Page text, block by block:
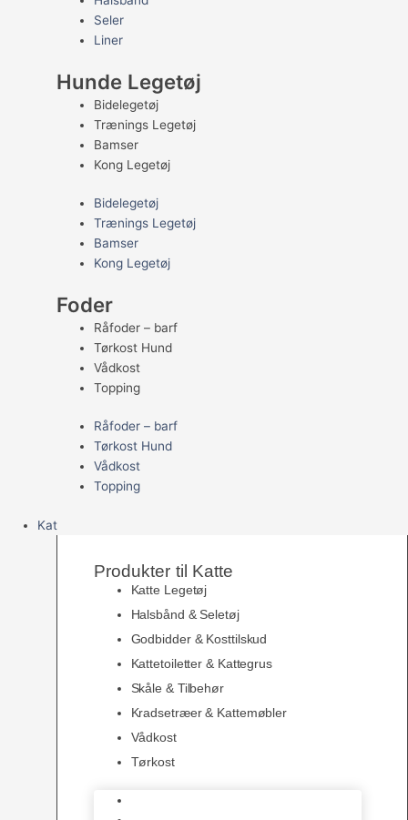
Seler
Liner
Hunde Legetøj
Bidelegetøj
Trænings Legetøj
Bamser
Kong Legetøj
Bidelegetøj
Trænings Legetøj
Bamser
Kong Legetøj
Foder
Råfoder – barf
Tørkost Hund
Vådkost
Topping
Råfoder – barf
Tørkost Hund
Vådkost
Topping
Kat
Produkter til Katte
Katte Legetøj
Halsbånd & Seletøj
Godbidder & Kosttilskud
Kattetoiletter & Kattegrus
Skåle & Tilbehør
Kradsetræer & Kattemøbler
Vådkost
Tørkost